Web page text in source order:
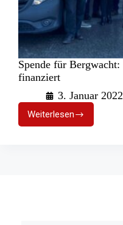
Spende für Bergwacht:
finanziert
3. Januar 2022
Weiterlesen
Spende
für